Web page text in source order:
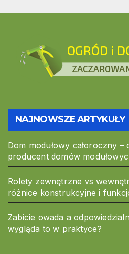
NAJNOWSZE ARTYKUŁY
Dom modułowy całoroczny –
producent domów
Rolety zewnętrzne vs
różnice konstrukcyjne i
Zabicie owada a
wygląda to w praktyce?